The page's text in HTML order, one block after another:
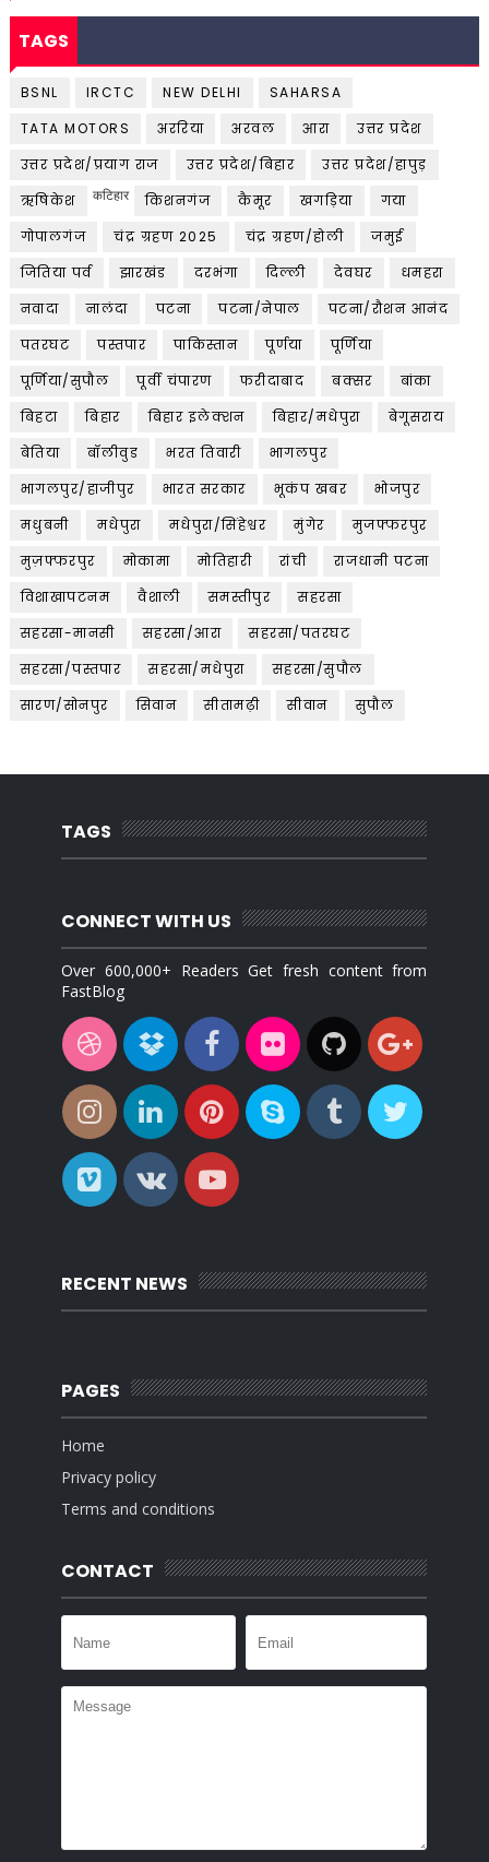
TAGS
BSNL IRCTC NEW DELHI
SAHARSA
TATA MOTORS
अररिया अरवल आरा
उत्तर प्रदेश
उत्तर प्रदेश/प्रयाग राज
उत्तर प्रदेश/बिहार
उत्तर प्रदेश/हापुड़
ऋषिकेश
कटिहार किशनगंज कैमूर खगड़िया
गया
गोपालगंज
चंद्र ग्रहण 2025 चंद्र ग्रहण/होली
जमुई
जितिया पर्व
झारखंड दरभंगा दिल्ली देवघर
धमहरा
नवादा
नालंदा पटना पटना/नेपाल
पटना/रौशन आनंद
पतरघट
पस्तपार पाकिस्तान पूर्णया
पूर्णिया
पूर्णिया/सुपौल
पूर्वी चंपारण फरीदाबाद बक्सर
बांका
बिहटा
बिहार बिहार इलेक्शन बिहार/मधेपुरा
बेगूसराय
बेतिया
बॉलीवुड भरत तिवारी
भागलपुर
भागलपुर/हाजीपुर
भारत सरकार भूकंप खबर
भोजपुर
मधुबनी
मधेपुरा मधेपुरा/सिंहेश्वर मुंगेर
मुजफ्फरपुर
मुज़फ्फरपुर
मोकामा मोतिहारी रांची
राजधानी पटना
विशाखापटनम
वैशाली समस्तीपुर
सहरसा
सहरसा-मानसी
सहरसा/आरा
सहरसा/पतरघट
सहरसा/पस्तपार
सहरसा/मधेपुरा
सहरसा/सुपौल
सारण/सोनपुर
सिवान सीतामढ़ी सीवान सुपौल
TAGS
CONNECT WITH US
Over 600,000+ Readers Get fresh content from
FastBlog
RECENT NEWS
PAGES
Home
Privacy policy
Terms and conditions
CONTACT